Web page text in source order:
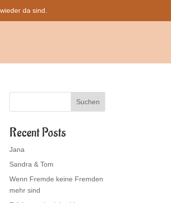
da sind.
Suchen
Recent Posts
Jana
Sandra & Tom
Wenn Fremde keine Fremden
mehr sind